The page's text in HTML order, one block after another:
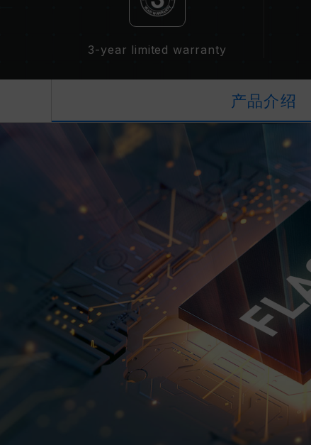
3-year limited warranty
产品介绍